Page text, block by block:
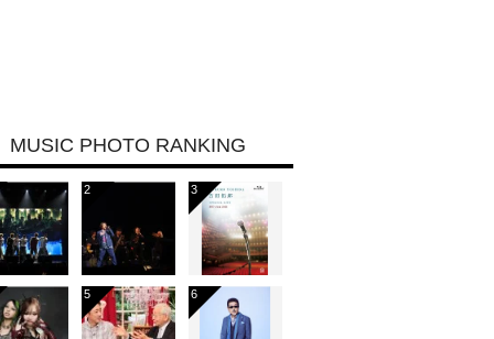
MUSIC PHOTO RANKING